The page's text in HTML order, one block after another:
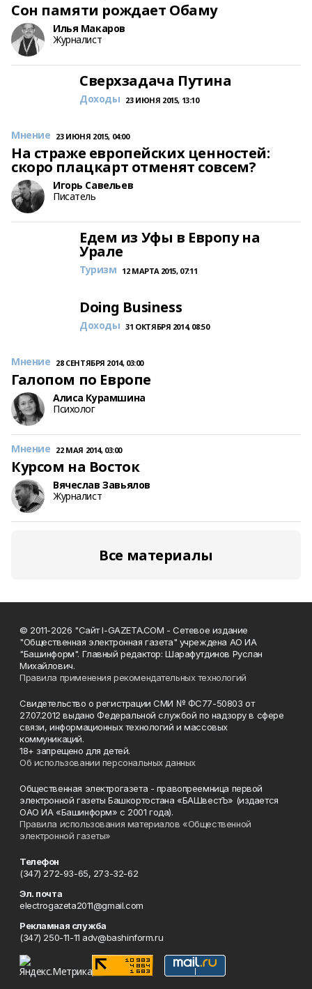
Сон памяти рождает Обаму
Илья Макаров
Журналист
Сверхзадача Путина
Доходы 23 ИЮНЯ 2015, 13:10
На страже европейских ценностей:
скоро плацкарт отменят совсем?
Мнение 23 ИЮНЯ 2015, 04:00
Игорь Савельев
Писатель
Едем из Уфы в Европу на
Урале
Туризм 12 МАРТА 2015, 07:11
Doing Business
Доходы 31 ОКТЯБРЯ 2014, 08:50
Галопом по Европе
Мнение 28 СЕНТЯБРЯ 2014, 03:00
Алиса Курамшина
Психолог
Курсом на Восток
Мнение 22 МАЯ 2014, 03:00
Вячеслав Завьялов
Журналист
Все материалы
© 2011-2026 "Сайт I-GAZETA.COM - Сетевое издание
"Общественная электронная газета" учреждена АО ИА
"Башинформ". Главный редактор: Шарафутдинов Руслан
Михайлович.
Правила применения рекомендательных технологий
Свидетельство о регистрации СМИ № ФС77-50803 от
27.07.2012 выдано Федеральной службой по надзору в сфере
связи, информационных технологий и массовых
коммуникаций.
18+ запрещено для детей.
Об использовании персональных данных
Общественная электрогазета - правопреемница первой
электронной газеты Башкортостана «БАШвестЪ» (издается
ОАО ИА «Башинформ» с 2001 года).
Правила использования материалов «Общественной
электронной газеты»
Телефон
(347) 272-93-65, 273-32-62
Эл. почта
electrogazeta2011@gmail.com
Рекламная служба
(347) 250-11-11 adv@bashinform.ru